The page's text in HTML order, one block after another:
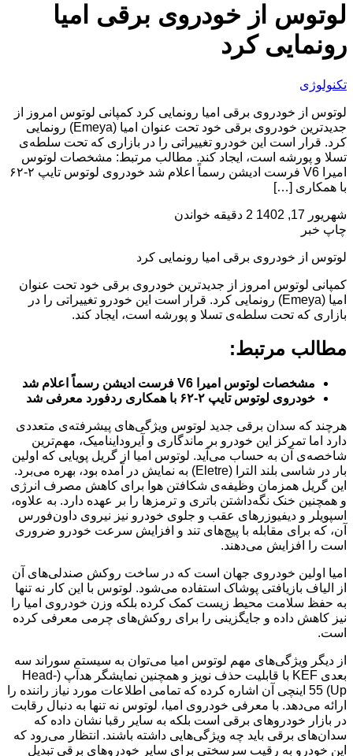
لوتوس از خودروی برقی امیا
رونمایی کرد
تکنولوژی
لوتوس از خودروی برقی امیا رونمایی کرد کمپانی لوتوس امروز از
جدیدترین خودروی برقی خود تحت عنوان امیا (Emeya) رونمایی
کرد. قرار است این خودرو تغییراتی را در بازاری که تحت سلطه‌ی
تسلا و پورشه است، ایجاد کند. مطالب مرتبط: مشخصات لوتوس
امیرا V6 فرست ادیشن رسماً اعلام شد خودروی لوتوس تایپ ۲-۶۲
با همکاری […]
شهریور 17, 1402
2 دقیقه خواندن
چاپ خبر
لوتوس از خودروی برقی امیا رونمایی کرد
کمپانی لوتوس امروز از جدیدترین خودروی برقی خود تحت عنوان
امیا (Emeya) رونمایی کرد. قرار است این خودرو تغییراتی را در
بازاری که تحت سلطه‌ی تسلا و پورشه است، ایجاد کند.
مطالب مرتبط:
مشخصات لوتوس امیرا V6 فرست ادیشن رسماً اعلام شد
خودروی لوتوس تایپ ۲-۶۲ با همکاری ردفورد معرفی شد
هرچند که سدان برقی جدید لوتوس ویژگی‌های پیشرفته‌ی متعددی
دارد اما تمرکز این خودرو بر ماندگاری و آیروداینامیک، مهم‌ترین
شاخصه‌ی آن به حساب می‌آید. لوتوس امیا از گریل پویایی که اولین
بار در شاسی بلند الترا (Eletre) به نمایش در آمده بود، بهره می‌برد.
این گریل همزمان وظیفه‌ی شکافتن هوا برای کاهش مصرف انرژی
و همچنین خنک‌ نگه‌داشتن باتری و ترمزها را بر عهده دارد. به علاوه،
اسپویلر و دیفیوزرهای عقب و جلوی خودرو نیز نیروی داون‌فورس
آن، که برای مقابله با پیچ‌های تند و افزایش سرعت خودرو ضروری
است را افزایش می‌دهند.
امیا اولین خودروی جهان است که در ساخت روکش صندلی‌های آن
از الیاف بازیافتی پوشاک استفاده می‌شود. لوتوس با این کار نه تنها
به حفظ سلامت محیط زیست کمک کرده بلکه وزن خودروی امیا را
نیز کاهش داده و جایگزینی را برای روکش‌های چرمی معرفی کرده
است.
از دیگر ویژگی‌های مهم لوتوس امیا می‌توان به سیستم سوراند سه
بعدی KEF با قابلیت حذف نویز و همچنین نمایشگر هدآپ (Head-
Up) 55 اینچی آن اشاره کرده که تمامی اطلاعات مورد نیاز راننده را
ارائه می‌دهد. با معرفی خودروی امیا، لوتوس نه تنها به دنبال رقابت
در بازار خودروهای برقی است بلکه به سایر رقبا نشان داده که
سدان‌های برقی باید چه ویژگی‌هایی داشته باشند. انتظار می‌رود که
این خودرو به رقیب سرسختی برای سایر خودروهای برقی تبدیل